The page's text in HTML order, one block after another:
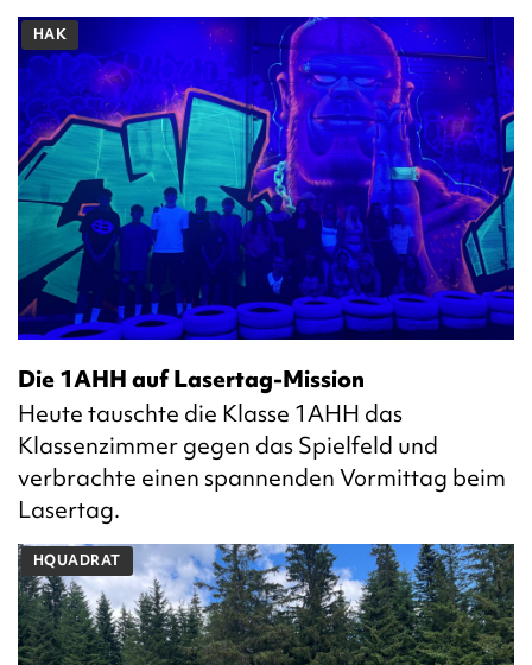
HAK
Die 1AHH auf Lasertag-Mission
Heute tauschte die Klasse 1AHH das
Klassenzimmer gegen das Spielfeld und
verbrachte einen spannenden Vormittag beim
Lasertag.
HQUADRAT